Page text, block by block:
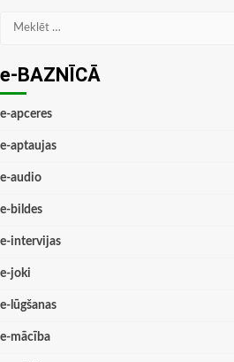
Meklēt:
e-BAZNĪCĀ
e-apceres
e-aptaujas
e-audio
e-bildes
e-intervijas
e-joki
e-lūgšanas
e-mācība